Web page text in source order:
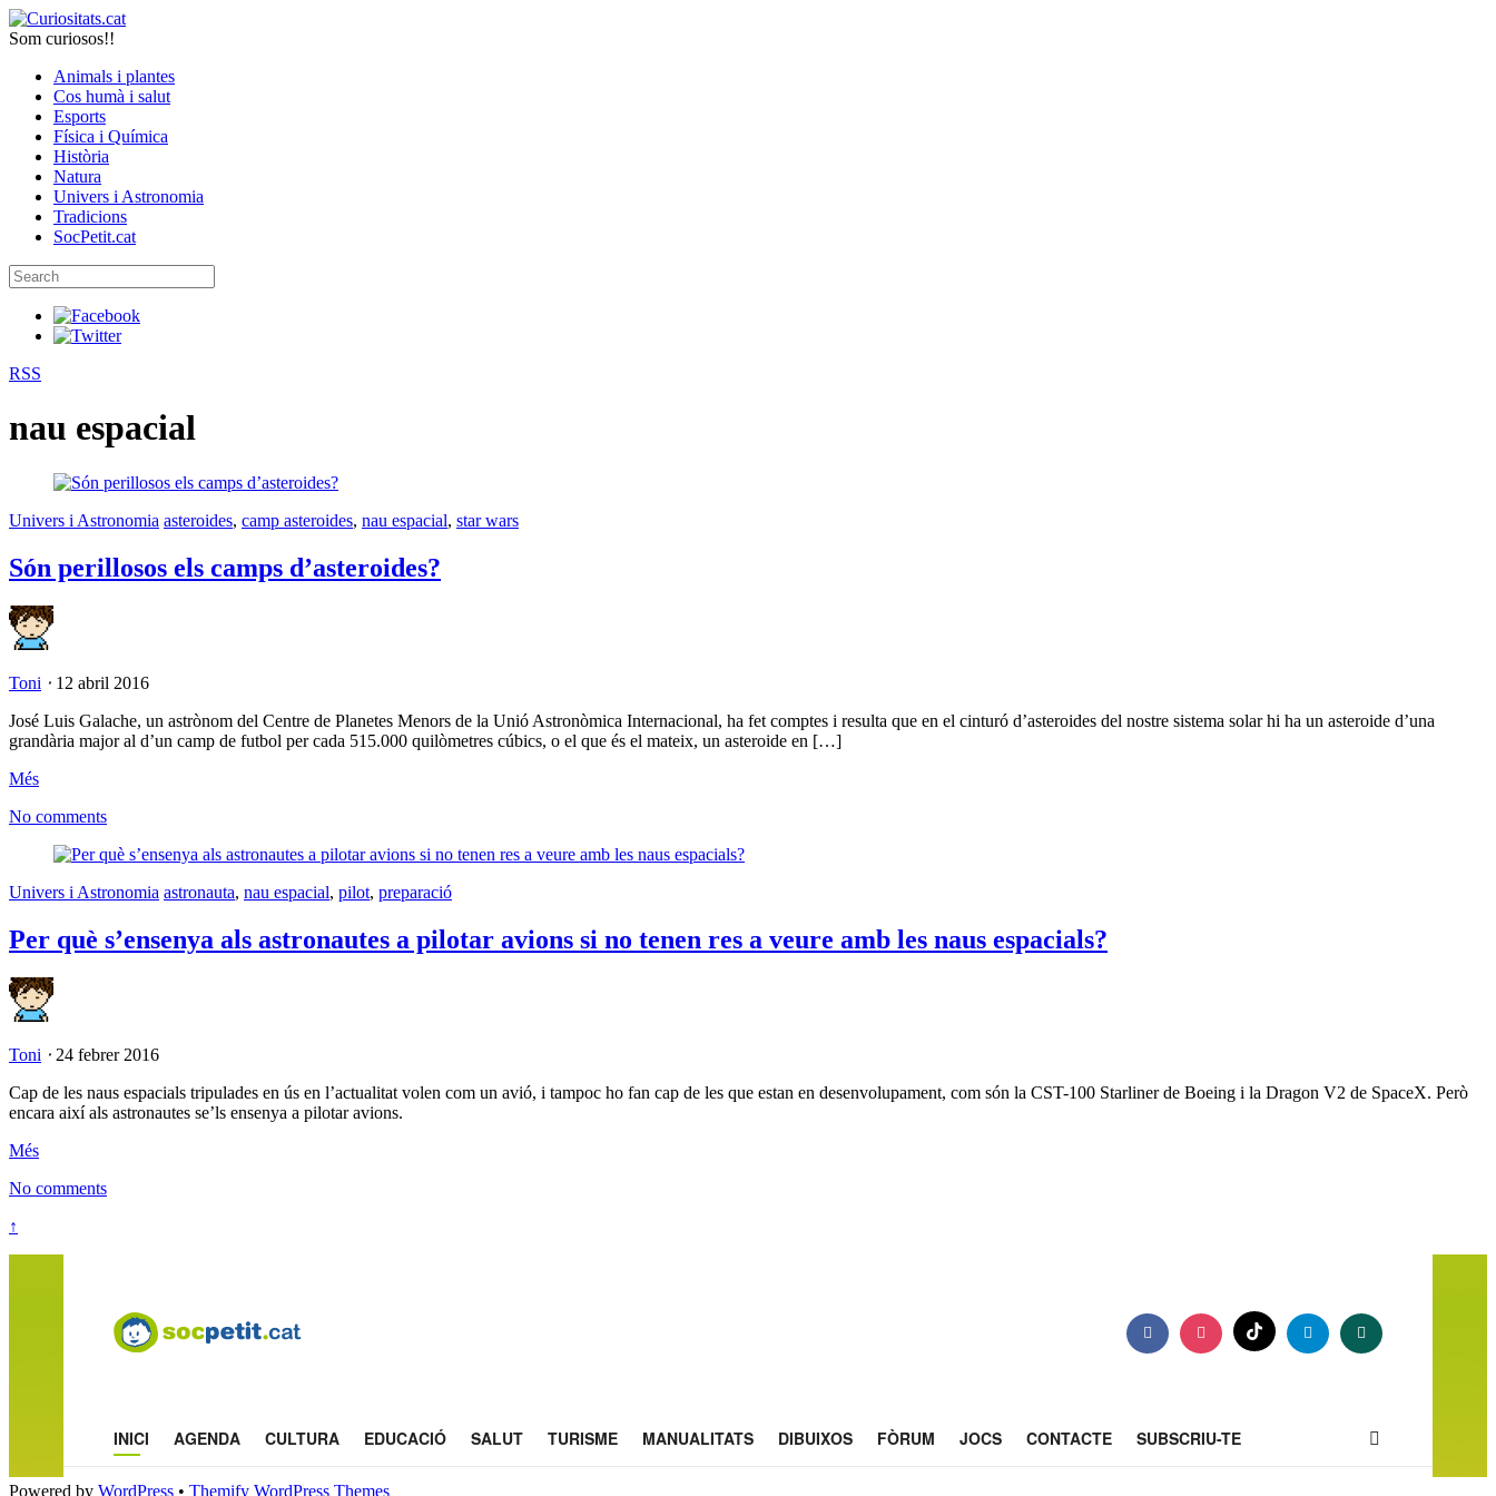
Som curiosos!!
Animals i plantes
Cos humà i salut
Esports
Física i Química
Història
Natura
Univers i Astronomia
Tradicions
SocPetit.cat
RSS
nau espacial
Univers i Astronomia asteroides, camp asteroides, nau espacial, star wars
Són perillosos els camps d’asteroides?
Toni ⋅ 12 abril 2016
José Luis Galache, un astrònom del Centre de Planetes Menors de la Unió Astronòmica Internacional, ha fet comptes i resulta que en el cinturó d’asteroides del nostre sistema solar hi ha un asteroide d’una
grandària major al d’un camp de futbol per cada 515.000 quilòmetres cúbics, o el que és el mateix, un asteroide en […]
Més
No comments
Univers i Astronomia astronauta, nau espacial, pilot, preparació
Per què s’ensenya als astronautes a pilotar avions si no tenen res a veure amb les naus espacials?
Toni ⋅ 24 febrer 2016
Cap de les naus espacials tripulades en ús en l’actualitat volen com un avió, i tampoc ho fan cap de les que estan en desenvolupament, com són la CST-100 Starliner de Boeing i la Dragon V2 de SpaceX. Però
encara així als astronautes se’ls ensenya a pilotar avions.
Més
No comments
↑
Powered by WordPress • Themify WordPress Themes